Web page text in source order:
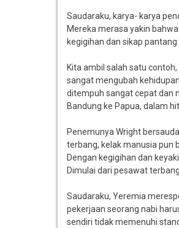
Saudaraku, karya- karya
Mereka merasa yakin
kegigihan dan sikap pantang
Kita ambil salah satu
sangat mengubah
ditempuh sangat cepat dan
Bandung ke Papua, dalam
Penemunya Wright
terbang, kelak manusia pun
Dengan kegigihan dan
Dimulai dari pesawat
Saudaraku, Yeremia
pekerjaan seorang nabi
sendiri tidak memenuhi